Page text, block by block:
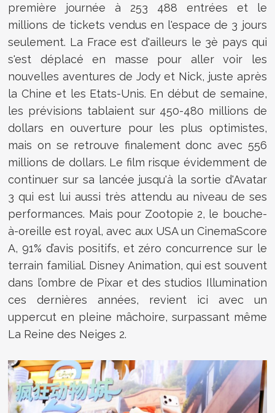
première journée à 253 488 entrées et le
millions de tickets vendus en l'espace de 3 jours
seulement. La Frace est d'ailleurs le 3è pays qui
s'est déplacé en masse pour aller voir les
nouvelles aventures de Jody et Nick, juste après
la Chine et les Etats-Unis. En début de semaine,
les prévisions tablaient sur 450-480 millions de
dollars en ouverture pour les plus optimistes,
mais on se retrouve finalement donc avec 556
millions de dollars. Le film risque évidemment de
continuer sur sa lancée jusqu'à la sortie d'Avatar
3 qui est lui aussi très attendu au niveau de ses
performances. Mais pour Zootopie 2, le bouche-
à-oreille est royal, avec aux USA un CinemaScore
A, 91% d’avis positifs, et zéro concurrence sur le
terrain familial. Disney Animation, qui est souvent
dans l’ombre de Pixar et des studios Illumination
ces dernières années, revient ici avec un
uppercut en pleine mâchoire, surpassant même
La Reine des Neiges 2.